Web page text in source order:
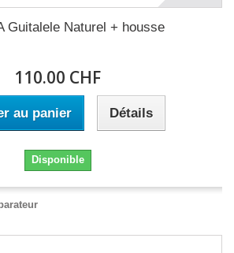
Guitalele Naturel + housse
110.00 CHF
au panier Détails
Disponible